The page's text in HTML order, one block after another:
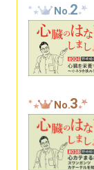
No.2
No.3